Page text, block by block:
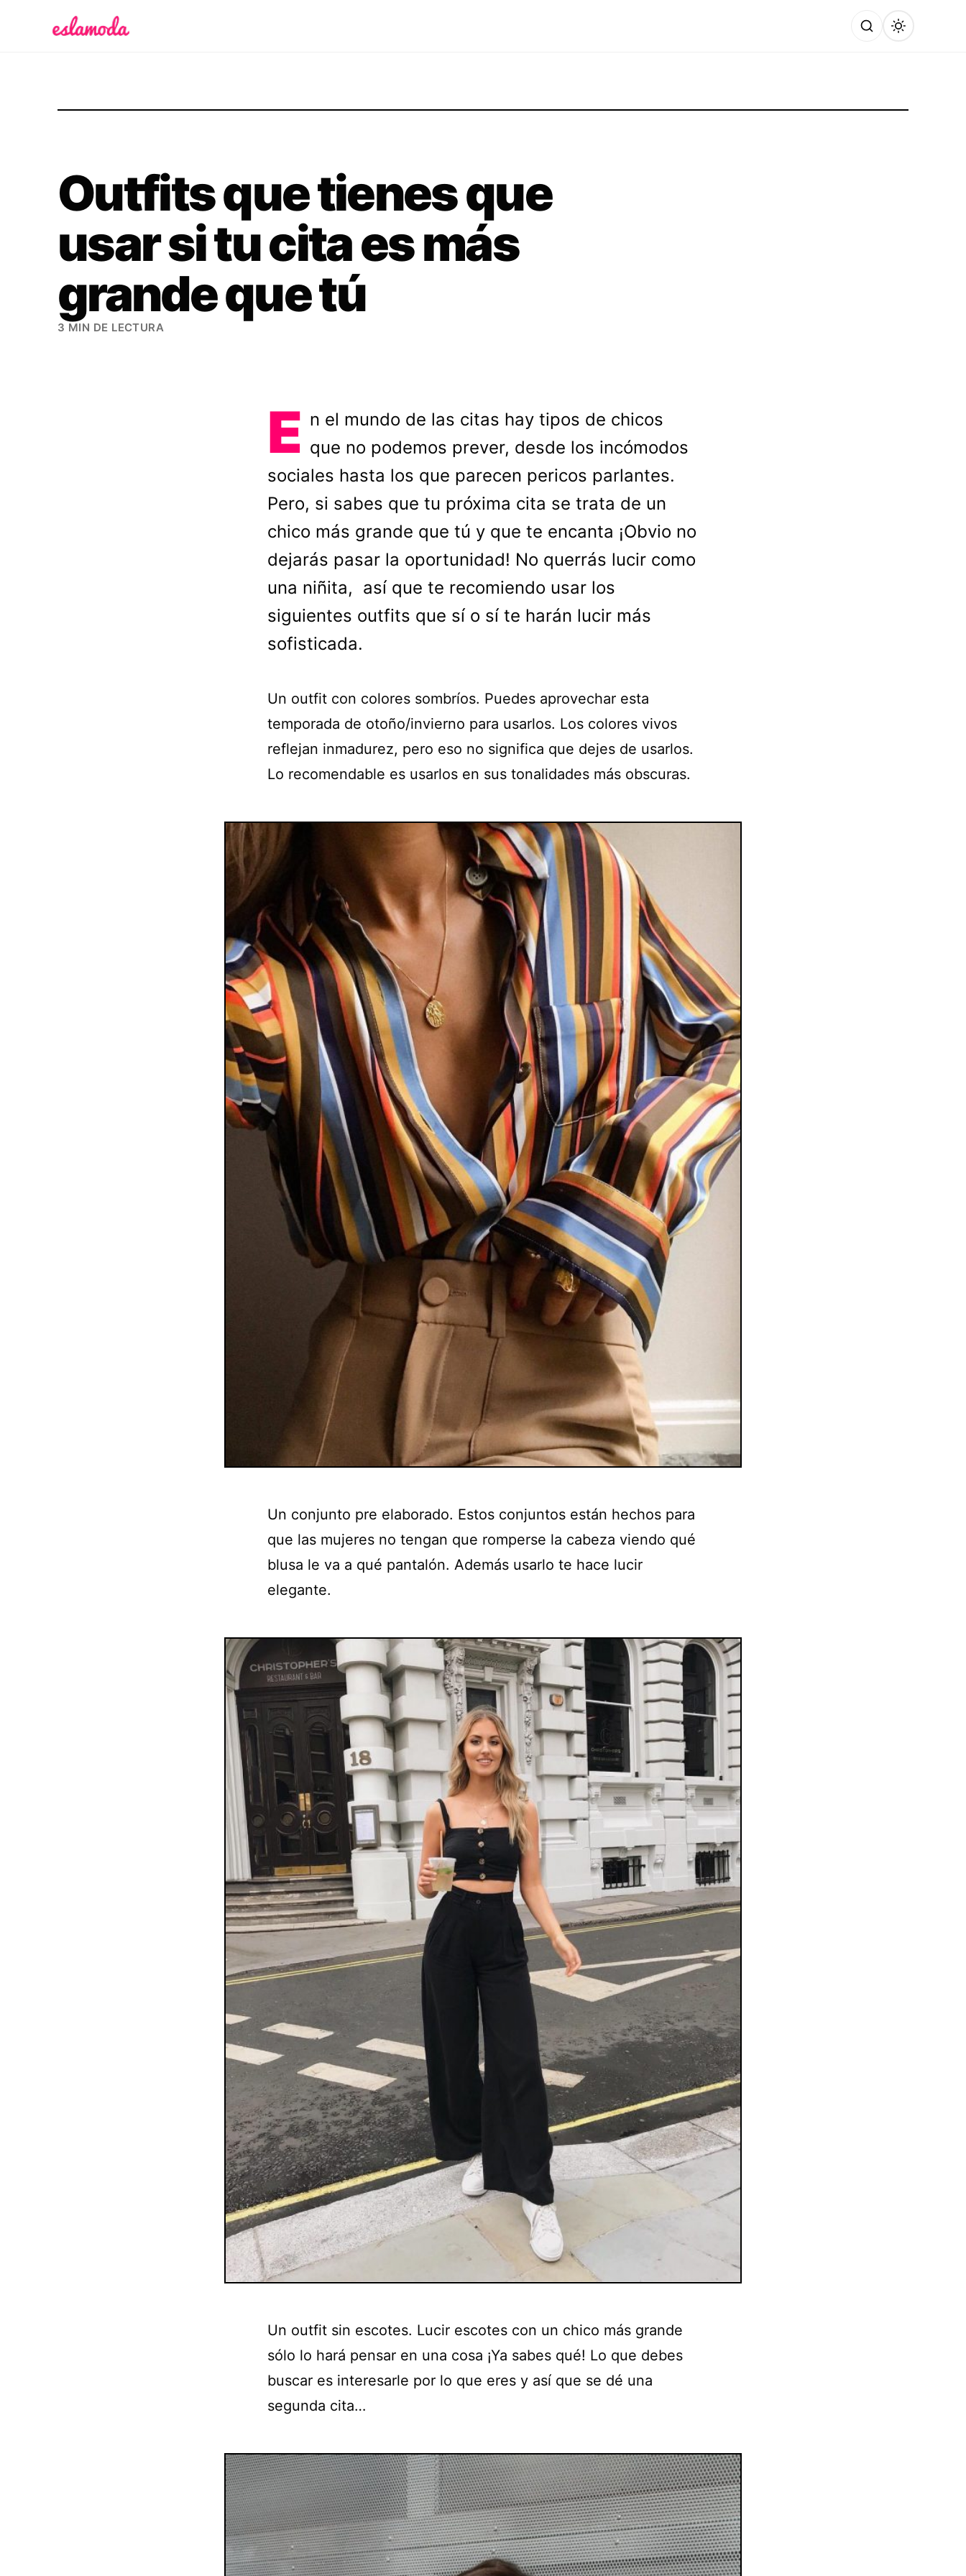
Outfits que tienes que
usar si tu cita es más
grande que tú
3 MIN DE LECTURA
E n el mundo de las citas hay tipos de chicos
que no podemos prever, desde los incómodos
sociales hasta los que parecen pericos parlantes.
Pero, si sabes que tu próxima cita se trata de un
chico más grande que tú y que te encanta ¡Obvio no
dejarás pasar la oportunidad! No querrás lucir como
una niñita, así que te recomiendo usar los
siguientes outfits que sí o sí te harán lucir más
sofisticada.
Un outfit con colores sombríos. Puedes aprovechar esta
temporada de otoño/invierno para usarlos. Los colores vivos
reflejan inmadurez, pero eso no significa que dejes de usarlos.
Lo recomendable es usarlos en sus tonalidades más obscuras.
Un conjunto pre elaborado. Estos conjuntos están hechos para
que las mujeres no tengan que romperse la cabeza viendo qué
blusa le va a qué pantalón. Además usarlo te hace lucir
elegante.
Un outfit sin escotes. Lucir escotes con un chico más grande
sólo lo hará pensar en una cosa ¡Ya sabes qué! Lo que debes
buscar es interesarle por lo que eres y así que se dé una
segunda cita…